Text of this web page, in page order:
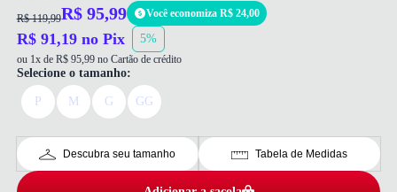
R$ 119,99R$ 95,99 Você economiza R$ 24,00
R$ 91,19 no Pix 5%
ou 1x de R$ 95,99 no Cartão de crédito
Selecione o tamanho:
P M G GG
Descubra seu tamanho Tabela de Medidas